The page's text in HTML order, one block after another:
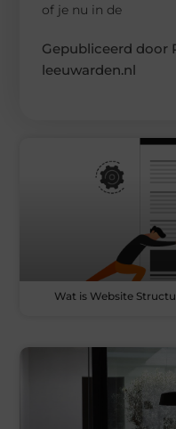
of je nu in de
Gepubliceerd door
leeuwarden.nl
Wat is Website